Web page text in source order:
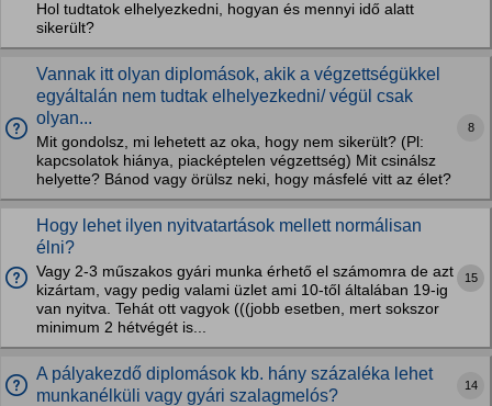
Hol tudtatok elhelyezkedni, hogyan és mennyi idő alatt
sikerült?
Vannak itt olyan diplomások, akik a végzettségükkel
egyáltalán nem tudtak elhelyezkedni/ végül csak
olyan...
Mit gondolsz, mi lehetett az oka, hogy nem sikerült? (Pl:
kapcsolatok hiánya, piacképtelen végzettség) Mit csinálsz
helyette? Bánod vagy örülsz neki, hogy másfelé vitt az élet?
8
Hogy lehet ilyen nyitvatartások mellett normálisan
élni?
Vagy 2-3 műszakos gyári munka érhető el számomra de azt
kizártam, vagy pedig valami üzlet ami 10-től általában 19-ig
van nyitva. Tehát ott vagyok (((jobb esetben, mert sokszor
minimum 2 hétvégét is...
15
A pályakezdő diplomások kb. hány százaléka lehet
munkanélküli vagy gyári szalagmelós?
14